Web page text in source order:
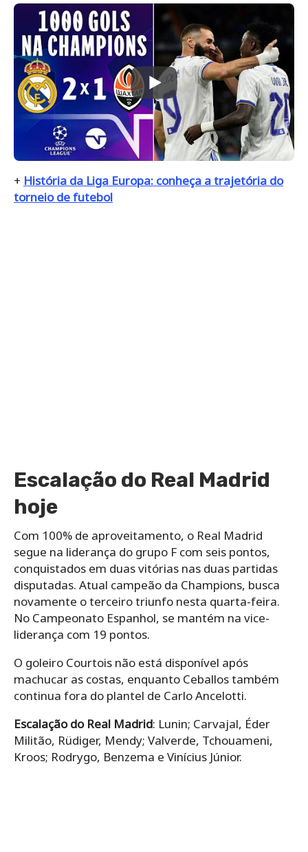
+ História da Liga Europa: conheça a trajetória do
torneio de futebol
Escalação do Real Madrid
hoje
Com 100% de aproveitamento, o Real Madrid
segue na liderança do grupo F com seis pontos,
conquistados em duas vitórias nas duas partidas
disputadas. Atual campeão da Champions, busca
novamente o terceiro triunfo nesta quarta-feira.
No Campeonato Espanhol, se mantém na vice-
liderança com 19 pontos.
O goleiro Courtois não está disponível após
machucar as costas, enquanto Ceballos também
continua fora do plantel de Carlo Ancelotti.
Escalação do Real Madrid: Lunin; Carvajal, Éder
Militão, Rüdiger, Mendy; Valverde, Tchouameni,
Kroos; Rodrygo, Benzema e Vinícius Júnior.